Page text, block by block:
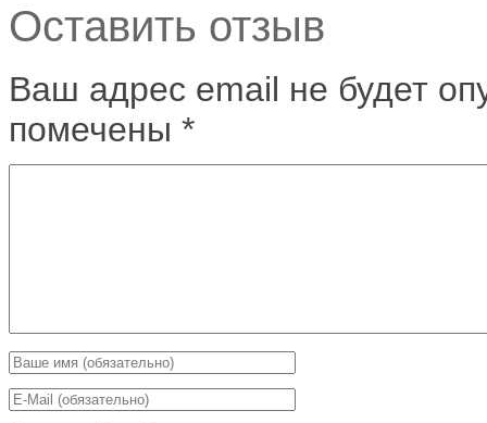
Оставить отзыв
Ваш адрес email не будет
помечены *